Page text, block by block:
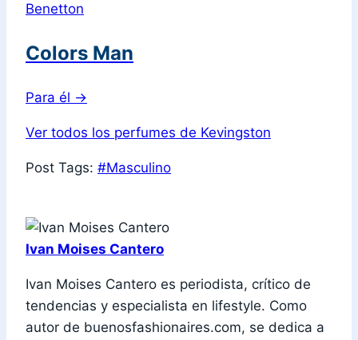
Benetton
Colors Man
Para él →
Ver todos los perfumes de Kevingston
Post Tags: #Masculino
Ivan Moises Cantero
Ivan Moises Cantero es periodista, crítico de
tendencias y especialista en lifestyle. Como
autor de buenosfashionaires.com, se dedica a